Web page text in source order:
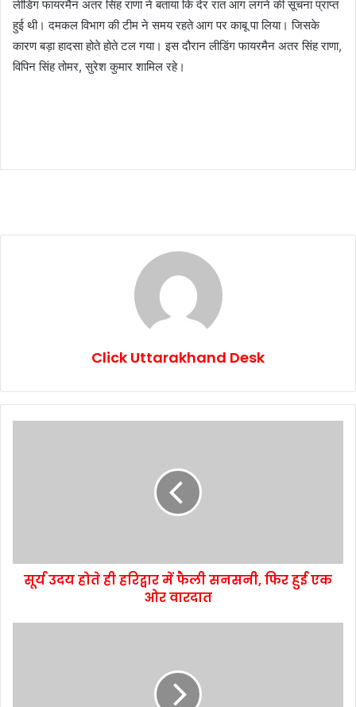
लीडिंग फायरमैन अतर सिंह राणा ने बताया कि देर रात आग लगने की सूचना प्राप्त
हुई थी। दमकल विभाग की टीम ने समय रहते आग पर काबू पा लिया। जिसके
कारण बड़ा हादसा होते होते टल गया। इस दौरान लीडिंग फायरमैन अतर सिंह राणा,
विपिन सिंह तोमर, सुरेश कुमार शामिल रहे।
Click Uttarakhand Desk
सूर्य उदय होते ही हरिद्वार में फैली सनसनी, फिर हुई एक
ओर वारदात